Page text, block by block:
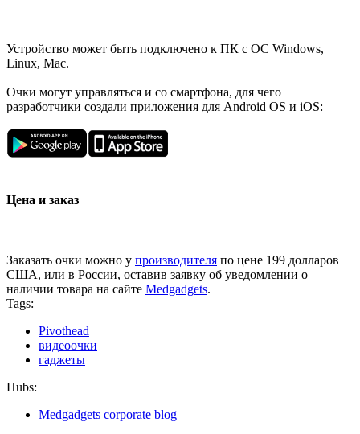
Устройство может быть подключено к ПК с ОС Windows,
Linux, Mac.
Очки могут управляться и со смартфона, для чего
разработчики создали приложения для Android OS и iOS:
Цена и заказ
Заказать очки можно у производителя по цене 199 долларов
США, или в России, оставив заявку об уведомлении о
наличии товара на сайте Medgadgets.
Tags:
Pivothead
видеоочки
гаджеты
Hubs:
Medgadgets corporate blog